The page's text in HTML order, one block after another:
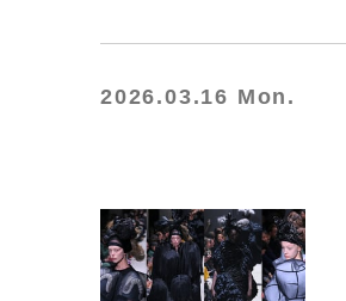
2026.03.16 Mon.